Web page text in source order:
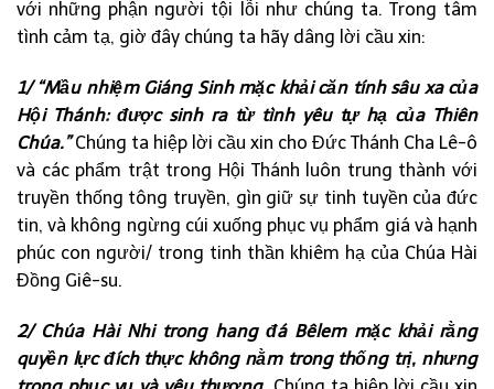
với những phận người tội lỗi như chúng ta. Trong tâm
tình cảm tạ, giờ đây chúng ta hãy dâng lời cầu xin:
1/ “Mầu nhiệm Giáng Sinh mặc khải căn tính sâu xa của
Hội Thánh: được sinh ra từ tình yêu tự hạ của Thiên
Chúa.”Chúng ta hiệp lời cầu xin cho Đức Thánh Cha Lê-ô
và các phẩm trật trong Hội Thánh luôn trung thành với
truyền thống tông truyền, gìn giữ sự tinh tuyền của đức
tin, và không ngừng cúi xuống phục vụ phẩm giá và hạnh
phúc con người/ trong tinh thần khiêm hạ của Chúa Hài
Đồng Giê-su.
2/ Chúa Hài Nhi trong hang đá Bêlem mặc khải rằng
quyền lực đích thực không nằm trong thống trị, nhưng